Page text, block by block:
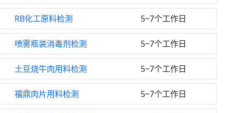
RB化工原料检测 5~7个工作日
喷雾瓶装消毒剂检测 5~7个工作日
土豆烧牛肉用料检测 5~7个工作日
福鼎肉片用料检测 5~7个工作日